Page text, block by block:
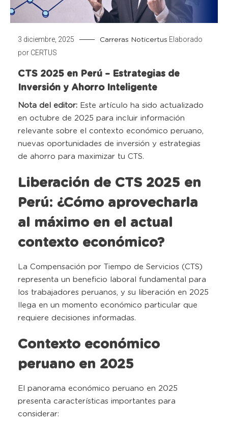
3 diciembre, 2025 Carreras Noticertus Elaborado
por CERTUS
CTS 2025 en Perú – Estrategias de
Inversión y Ahorro Inteligente
Nota del editor: Este artículo ha sido actualizado
en octubre de 2025 para incluir información
relevante sobre el contexto económico peruano,
nuevas oportunidades de inversión y estrategias
de ahorro para maximizar tu CTS.
Liberación de CTS 2025 en
Perú: ¿Cómo aprovecharla
al máximo en el actual
contexto económico?
La Compensación por Tiempo de Servicios (CTS)
representa un beneficio laboral fundamental para
los trabajadores peruanos, y su liberación en 2025
llega en un momento económico particular que
requiere decisiones informadas.
Contexto económico
peruano en 2025
El panorama económico peruano en 2025
presenta características importantes para
considerar: